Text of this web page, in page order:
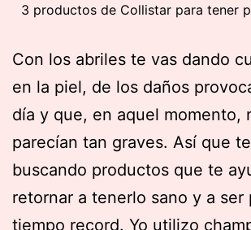
3 productos de Collistar para tener
Con los abriles te vas dando
en la piel, de los daños
día y que, en aquel momento,
parecían tan graves. Así que
buscando productos que te
retornar a tenerlo sano y a ser
tiempo record. Yo utilizo